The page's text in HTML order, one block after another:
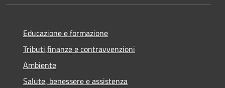
Educazione e formazione
Tributi,finanze e contravvenzioni
Ambiente
Salute, benessere e assistenza